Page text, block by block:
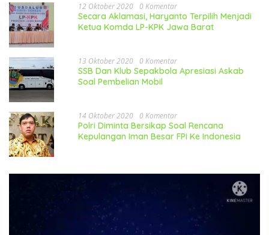
12 Oktober 2020 0 Komentar
Secara Aklamasi, Haryanto Terpilih Menjadi
Ketua Komda LP-KPK Jawa Barat
13 Oktober 2020 0 Komentar
SSB Dan Klub Sepakbola Apresiasi Askab
Soal Pembelian Mobil
14 Oktober 2020 0 Komentar
Polri Diminta Bersikap Soal Rencana
Kepulangan Iman Besar FPI Ke Indonesia